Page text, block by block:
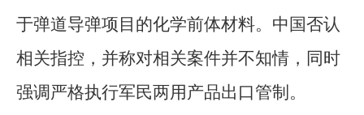
于弹道导弹项目的化学前体材料。中国否认
相关指控，并称对相关案件并不知情，同时
强调严格执行军民两用产品出口管制。